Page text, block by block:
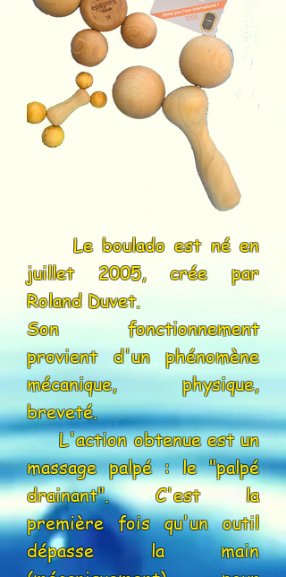
Le boulado est né en
juillet 2005, crée par
Roland Duvet.
Son fonctionnement
provient d'un phénomène
mécanique, physique,
breveté.
L'action obtenue est un
massage palpé : le "palpé
drainant". C'est la
première fois qu'un outil
dépasse la main